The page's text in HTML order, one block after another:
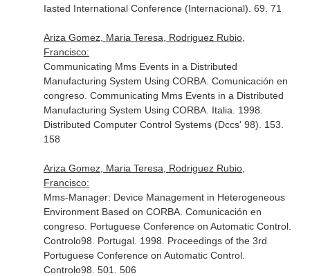
Iasted International Conference (Internacional). 69. 71
Ariza Gomez, Maria Teresa, Rodriguez Rubio,
Francisco:
Communicating Mms Events in a Distributed
Manufacturing System Using CORBA. Comunicación en
congreso. Communicating Mms Events in a Distributed
Manufacturing System Using CORBA. Italia. 1998.
Distributed Computer Control Systems (Dccs' 98). 153.
158
Ariza Gomez, Maria Teresa, Rodriguez Rubio,
Francisco:
Mms-Manager: Device Management in Heterogeneous
Environment Based on CORBA. Comunicación en
congreso. Portuguese Conference on Automatic Control.
Controlo98. Portugal. 1998. Proceedings of the 3rd
Portuguese Conference on Automatic Control.
Controlo98. 501. 506